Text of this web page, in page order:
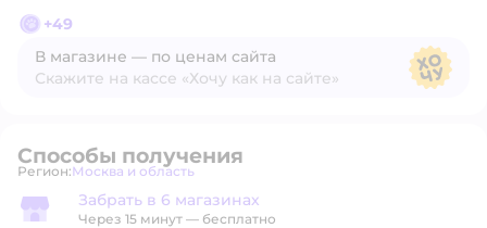
+49
В магазине — по ценам сайта
Скажите на кассе «Хочу как на сайте»
Способы получения
Регион: Выбор адреса доставки.
Москва и область
Забрать в магазине
Забрать в 6 магазинах
Через 15 минут — бесплатно